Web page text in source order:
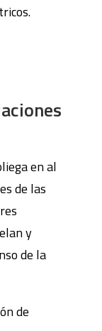
en al
de las
y
de la
de